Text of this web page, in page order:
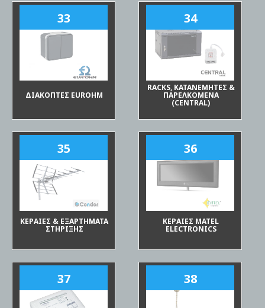
33
ΔΙΑΚΟΠΤΕΣ EUROHM
34
RACKS, ΚΑΤΑΝΕΜΗΤΕΣ &
ΠΑΡΕΛΚΟΜΕΝΑ
(CENTRAL)
35
ΚΕΡΑΙΕΣ & ΕΞΑΡΤΗΜΑΤΑ
ΣΤΗΡΙΞΗΣ
36
ΚΕΡΑΙΕΣ ΜΑΤΕL
ELECTRONICS
37 38